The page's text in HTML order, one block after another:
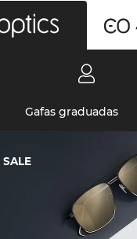
Gafas graduadas
SALE